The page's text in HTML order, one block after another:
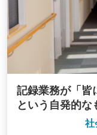
記録業務が「皆
という自発的な
社